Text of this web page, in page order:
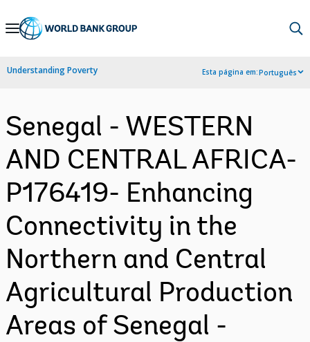
Skip
Navigation
Understanding Poverty Esta página em:Português
Senegal - WESTERN
AND CENTRAL AFRICA-
P176419- Enhancing
Connectivity in the
Northern and Central
Agricultural Production
Areas of Senegal -